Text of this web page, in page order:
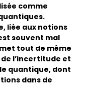
comme
liée aux notions
souvent mal
tout de même
l’incertitude et
quantique, dont
dans de